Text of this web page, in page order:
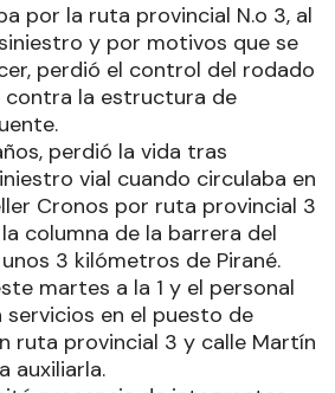
por la ruta provincial N.o 3, al
y por motivos que se
perdió el control del rodado
la estructura de
perdió la vida tras
vial cuando circulaba en
Cronos por ruta provincial 3
columna de la barrera del
3 kilómetros de Pirané.
martes a la 1 y el personal
en el puesto de
ruta provincial 3 y calle Martín
auxiliarla.